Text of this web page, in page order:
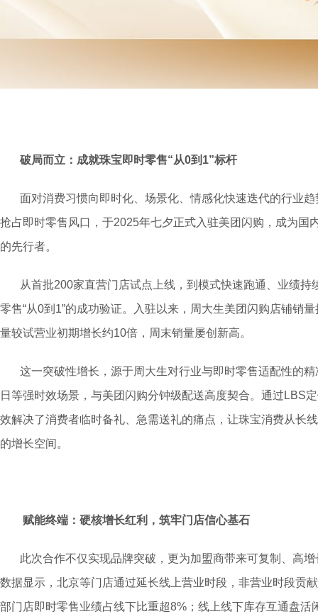
破局而立：成就珠宝即时零售“从0到1”标杆
面对消费习惯向即时化、场景化、情感化快速迭代的行业
抢占即时零售风口，于2025年七夕正式入驻美团闪购，成为国
的先行者。
从首批200家直营门店试点上线，到模式快速跑通、业绩
零售“从0到1”的成功验证。入驻以来，周大生美团闪购店铺销
量较试营业初期增长约10倍，周末销量屡创新高。
这一突破性增长，源于周大生对行业与即时零售适配性的
日等强时效场景，与美团闪购分钟级配送高度契合。通过LBS
效解决了消费者临时备礼、急需送礼的痛点，让珠宝消费从长
的增长空间。
赋能终端：硬核增长红利，筑牢门店信心基石
此次合作不仅实现品牌突破，更为加盟商带来可复制、高
数据显示，北京等门店通过延长线上营业时段，非营业时段贡
部门店即时零售业绩占线下比重超8%；线上线下库存互通盘